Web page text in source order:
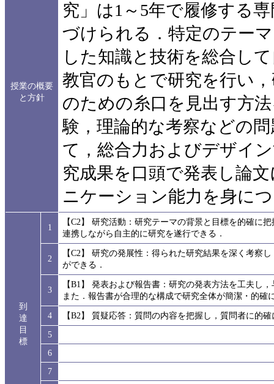
授業の概要
と方針
究」は1～5年で履修する
づけられる．特定のテー
した知識と技術を総合し
教官のもとで研究を行い
のための糸口を見出す方
験，理論的な考察などの
て，総合力およびデザイ
究成果を口頭で発表し論
ニケーション能力を身に
到
達
目
標
1
【C2】 研究活動：研究テーマの背景と目標を的確に
連携しながら自主的に研究を遂行できる．
2
【C2】 研究の発展性：得られた研究結果を深く考察
ができる．
3
【B1】 発表および報告書：研究の発表方法を工夫し
また．報告書が合理的な構成で研究全体が簡潔・的確
4
【B2】 質疑応答：質問の内容を把握し，質問者に的
5
6
7